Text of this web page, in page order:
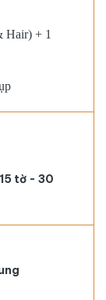
Hair) + 1
tờ - 30